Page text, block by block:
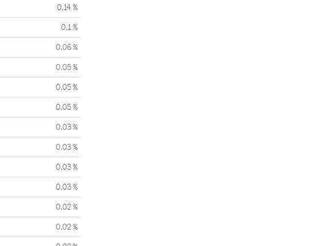
0,14 %
0,1 %
0,06 %
0,05 %
0,05 %
0,05 %
0,03 %
0,03 %
0,03 %
0,03 %
0,02 %
0,02 %